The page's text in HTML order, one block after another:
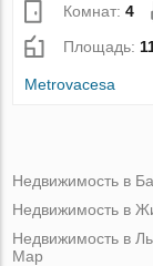
Комнат:4
Площадь:
Metrovacesa
Недвижимость в
Недвижимость в
Недвижимость в
Мар